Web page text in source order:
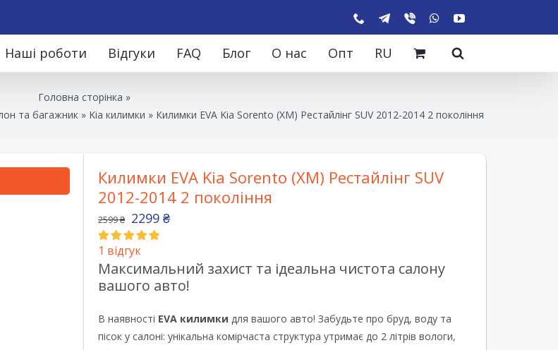
Наші роботи Відгуки FAQ Блог О нас Опт RU
Головна сторінка »
та багажник » Kia килимки » Килимки EVA Kia Sorento (XM) Рестайлінг SUV 2012-2014 2 покоління
Килимки EVA Kia Sorento (XM) Рестайлінг SUV
2012-2014 2 покоління
2599₴ 2299 ₴
1 відгук
Максимальний захист та ідеальна чистота салону
вашого авто!
В наявності EVA килимки для вашого авто! Забудьте про бруд, воду та
пісок у салоні: унікальна комірчаста структура утримає до 2 літрів вологи,